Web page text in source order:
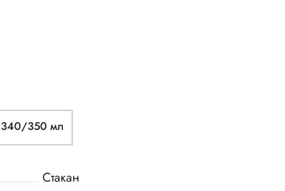
340/350 мл
Стакан